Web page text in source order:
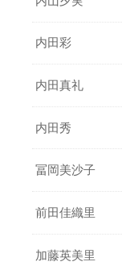
内田彩
内田真礼
内田秀
冨岡美沙子
前田佳織里
加藤英美里